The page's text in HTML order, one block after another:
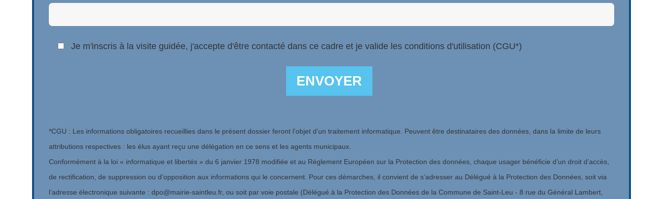
Je m'inscris à la visite guidée, j'accepte d'être contacté dans ce cadre et je valide les conditions d'utilisation (CGU*)
*CGU : Les informations obligatoires recueillies dans le présent dossier feront l’objet d’un traitement informatique. Peuvent être destinataires des données, dans la limite de leurs
attributions respectives : les élus ayant reçu une délégation en ce sens et les agents municipaux.
Conformément à la loi « informatique et libertés » du 6 janvier 1978 modifiée et au Règlement Européen sur la Protection des données, chaque usager bénéficie d’un droit d’accès,
de rectification, de suppression ou d’opposition aux informations qui le concernent. Pour ces démarches, il convient de s’adresser au Délégué à la Protection des Données, soit via
l’adresse électronique suivante : dpo@mairie-saintleu.fr, ou soit par voie postale (Délégué à la Protection des Données de la Commune de Saint-Leu - 8 rue du Général Lambert,